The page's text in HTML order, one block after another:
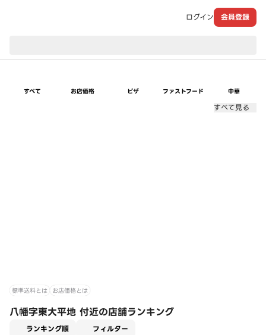
ログイン 会員登録
すべて お店価格 ピザ ファストフード 中華
すべて見る
標準送料とは お店価格とは
八幡字東大平地 付近の店舗ランキング
ランキング順 フィルター